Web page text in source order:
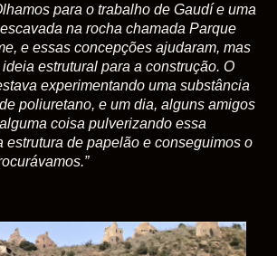
para o trabalho de Gaudí e uma
na rocha chamada Parque
e essas concepções ajudaram, mas
estrutural para a construção. O
experimentando uma substância
poliuretano, e um dia, alguns amigos
coisa pulverizando essa
estrutura de papelão e conseguimos o